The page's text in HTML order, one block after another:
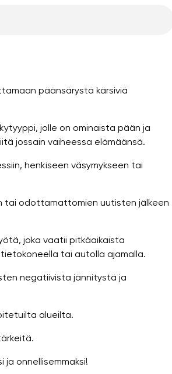
päänsärystä kärsiviä
jolle on ominaista pään ja
jossain vaiheessa elämäänsä.
henkiseen väsymykseen tai
tai odottamattomien uutisten jälkeen
joka vaatii pitkäaikaista
tai autolla ajamalla.
negatiivista jännitystä ja
alueilta.
onnellisemmaksi!